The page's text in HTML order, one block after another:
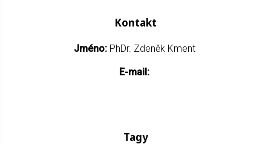
Kontakt
Jméno: PhDr. Zdeněk Kment
E-mail:
Tagy